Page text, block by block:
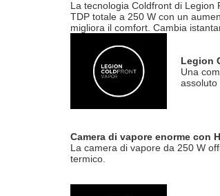
La tecnologia Coldfront di
TDP totale a 250 W con un
migliora il comfort. Cambia
Legion
Una
assoluto
Camera di vapore enorme con
La camera di vapore da 250 W
termico.